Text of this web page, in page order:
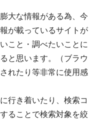
大な情報がある為、今
が載っているサイトが
こと・調べたいことに
と思います。（ブラウ
れたり等非常に使用感
行き着いたり、検索コ
ることで検索対象を絞